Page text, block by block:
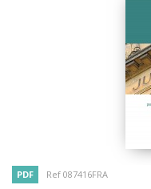
PDF Ref 087416FRA